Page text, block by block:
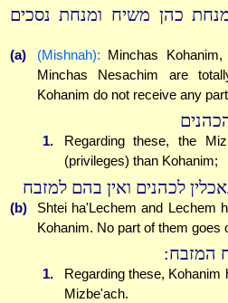
כהן משיח ומנחת נסכים
(a) (Mishnah): Minchas
Minchas Nesachim are
Kohanim do not receive any
1.
Regarding these, the
(privileges) than Kohanim;
לכהנים ואין בהם למזבח
(b)
Shtei ha'Lechem and Lechem
Kohanim. No part of them goes
המזבח:
1.
Regarding these,
Mizbe'ach.